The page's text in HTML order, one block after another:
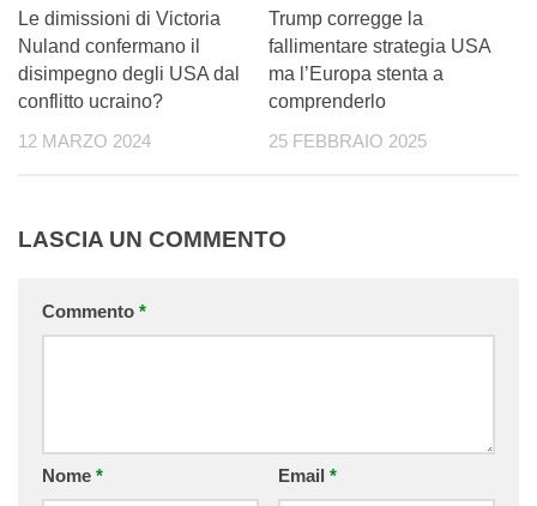
Le dimissioni di Victoria
Nuland confermano il
disimpegno degli USA dal
conflitto ucraino?
12 MARZO 2024
Trump corregge la
fallimentare strategia USA
ma l’Europa stenta a
comprenderlo
25 FEBBRAIO 2025
LASCIA UN COMMENTO
Commento *
Nome * Email *